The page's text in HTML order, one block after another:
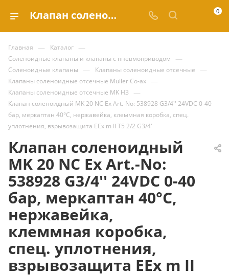
Клапан соленоидный MK 20 NC Ex Art.-No: 538928 G3/4'' 24VDC 0-40 бар, меркаптан 40°C, нержавейка, клеммная коробка, спец. уплотнения, взрывозащита EEx m II T5 2/2 G3/4' купить за 140 873.58 ₽ | Valve.ru 0
Главная — Каталог —
Соленоидные клапаны и клапаны с пневмоприводом —
Соленоидные клапаны — Клапаны соленоидные отсечные —
Клапаны соленоидные отсечные Muller Co-ax —
Клапаны соленоидные отсечные MK НЗ —
Клапан соленоидный MK 20 NC Ex Art.-No: 538928 G3/4'' 24VDC 0-40
бар, меркаптан 40°C, нержавейка, клеммная коробка, спец.
уплотнения, взрывозащита EEx m II T5 2/2 G3/4'
Клапан соленоидный
MK 20 NC Ex Art.-No:
538928 G3/4'' 24VDC 0-40
бар, меркаптан 40°C,
нержавейка,
клеммная коробка,
спец. уплотнения,
взрывозащита EEx m II